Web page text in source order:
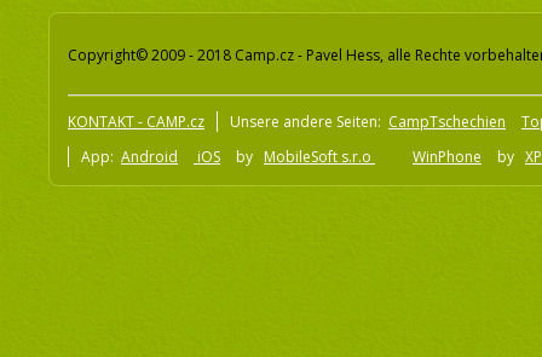
Copyright© 2009 - 2018 Camp.cz - Pavel Hess, alle Rechte
KONTAKT - CAMP.cz Unsere andere Seiten: CampTschechien
App: Android iOS by MobileSoft s.r.o WinPhone by